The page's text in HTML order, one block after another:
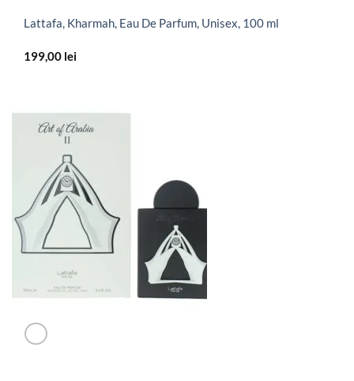
Lattafa, Kharmah, Eau De Parfum, Unisex, 100 ml
199,00 lei